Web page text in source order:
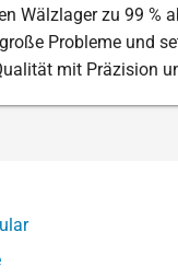
Wälzlager zu 99 %
Probleme und
mit Präzision